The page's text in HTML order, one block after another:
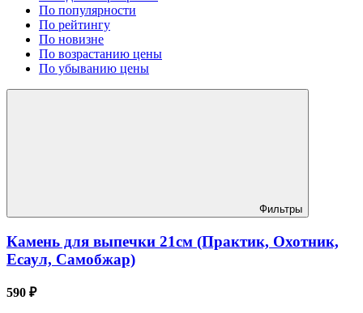
По популярности
По рейтингу
По новизне
По возрастанию цены
По убыванию цены
Фильтры
Камень для выпечки 21см (Практик, Охотник,
Есаул, Самобжар)
590 ₽